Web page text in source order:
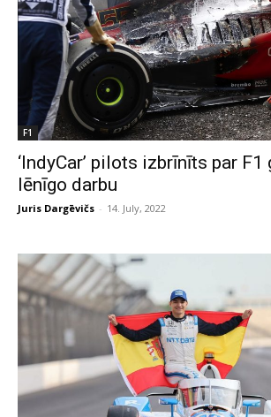
F1
‘IndyCar’ pilots izbrīnīts par F1
lēnīgo darbu
Juris Dargēvičs - 14. July, 2022